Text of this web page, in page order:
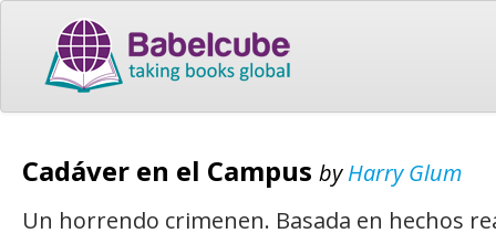
Cadáver en el Campus byHarry Glum
Un horrendo crimenen. Basada en hechos